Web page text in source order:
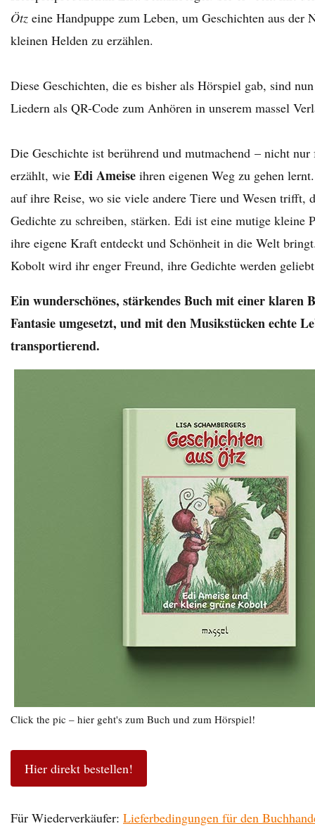
Ötz eine Handpuppe zum Leben, um Geschichten aus der
kleinen Helden zu erzählen.
Diese Geschichten, die es bisher als Hörspiel gab, sind
Liedern als QR-Code zum Anhören in unserem massel
Die Geschichte ist berührend und mutmachend – nicht
erzählt, wie Edi Ameise ihren eigenen Weg zu gehen
auf ihre Reise, wo sie viele andere Tiere und Wesen trifft,
Gedichte zu schreiben, stärken. Edi ist eine mutige kleine
ihre eigene Kraft entdeckt und Schönheit in die Welt
Kobolt wird ihr enger Freund, ihre Gedichte werden
Ein wunderschönes, stärkendes Buch mit einer klaren
Fantasie umgesetzt, und mit den Musikstücken echte
transportierend.
Click the pic – hier geht's zum Buch und zum Hörspiel!
Hier direkt bestellen!
Für Wiederverkäufer: Lieferbedingungen für den